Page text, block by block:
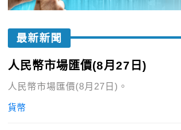
最新新聞
人民幣市場匯價(8月27日)
人民幣市場匯價(8月27日)。
貨幣